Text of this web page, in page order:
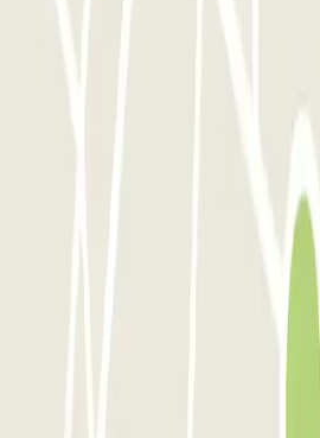
Museum
Amsterdam
à proximité Parkbee
pas cher
pas cher
pas cher
pas cher
pas cher